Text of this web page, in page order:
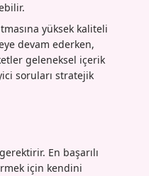
yüksek kaliteli
devam ederken,
geleneksel içerik
soruları stratejik
En başarılı
için kendini